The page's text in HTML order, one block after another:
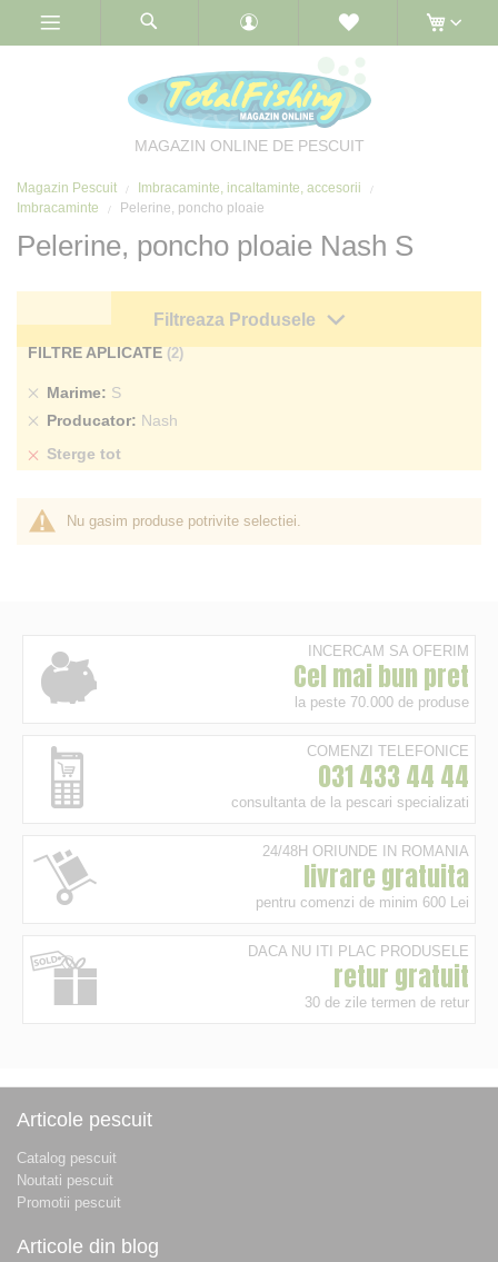
MAGAZIN ONLINE DE PESCUIT
Magazin Pescuit
Imbracaminte, incaltaminte, accesorii
Imbracaminte
Pelerine, poncho ploaie
Pelerine, poncho ploaie Nash S
Nu gasim produse potrivite selectiei.
Filtreaza Produsele
FILTRE APLICATE
Marime S
Sterge
produs
Producator Nash
Sterge
Sterge tot
INCERCAM SA OFERIM
Cel mai bun pret
la peste 70.000 de produse
COMENZI TELEFONICE
031 433 44 44
consultanta de la pescari specializati
24/48H ORIUNDE IN ROMANIA
livrare gratuita
pentru comenzi de minim 600 Lei
DACA NU ITI PLAC PRODUSELE
retur gratuit
30 de zile termen de retur
Articole pescuit
Catalog pescuit
Noutati pescuit
Promotii pescuit
Articole din blog